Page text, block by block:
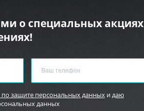
о специальных акциях
по защите персональных данныхидаю
данных